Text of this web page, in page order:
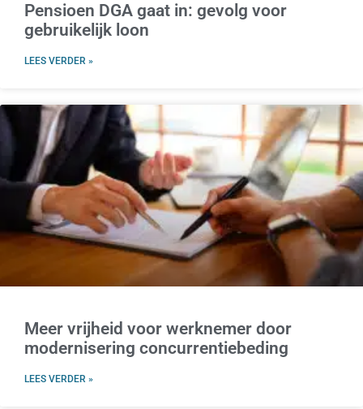
Pensioen DGA gaat in: gevolg voor
gebruikelijk loon
LEES VERDER »
Meer vrijheid voor werknemer door
modernisering concurrentiebeding
LEES VERDER »